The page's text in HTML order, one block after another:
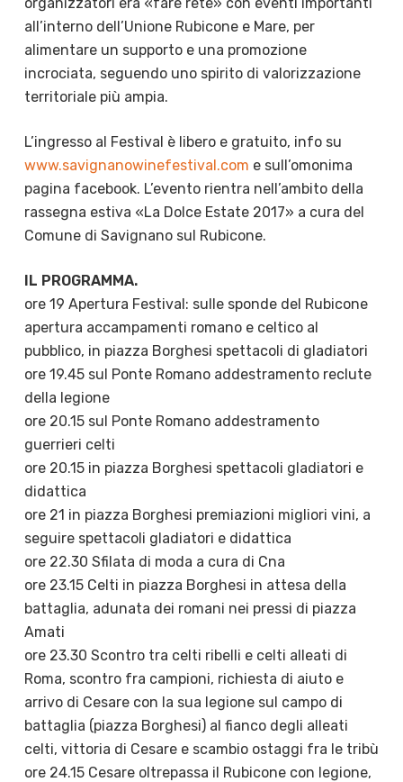
all’interno dell’Unione Rubicone e Mare, per
alimentare un supporto e una promozione
incrociata, seguendo uno spirito di valorizzazione
territoriale più ampia.
L’ingresso al Festival è libero e gratuito, info su
www.savignanowinefestival.com e sull’omonima
pagina facebook. L’evento rientra nell’ambito della
rassegna estiva «La Dolce Estate 2017» a cura del
Comune di Savignano sul Rubicone.
IL PROGRAMMA.
ore 19 Apertura Festival: sulle sponde del Rubicone
apertura accampamenti romano e celtico al
pubblico, in piazza Borghesi spettacoli di gladiatori
ore 19.45 sul Ponte Romano addestramento reclute
della legione
ore 20.15 sul Ponte Romano addestramento
guerrieri celti
ore 20.15 in piazza Borghesi spettacoli gladiatori e
didattica
ore 21 in piazza Borghesi premiazioni migliori vini, a
seguire spettacoli gladiatori e didattica
ore 22.30 Sfilata di moda a cura di Cna
ore 23.15 Celti in piazza Borghesi in attesa della
battaglia, adunata dei romani nei pressi di piazza
Amati
ore 23.30 Scontro tra celti ribelli e celti alleati di
Roma, scontro fra campioni, richiesta di aiuto e
arrivo di Cesare con la sua legione sul campo di
battaglia (piazza Borghesi) al fianco degli alleati
celti, vittoria di Cesare e scambio ostaggi fra le tribù
ore 24.15 Cesare oltrepassa il Rubicone con legione,